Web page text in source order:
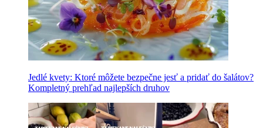
Jedlé kvety: Ktoré môžete bezpečne jesť a pridať do šalátov?
Kompletný prehľad najlepších druhov